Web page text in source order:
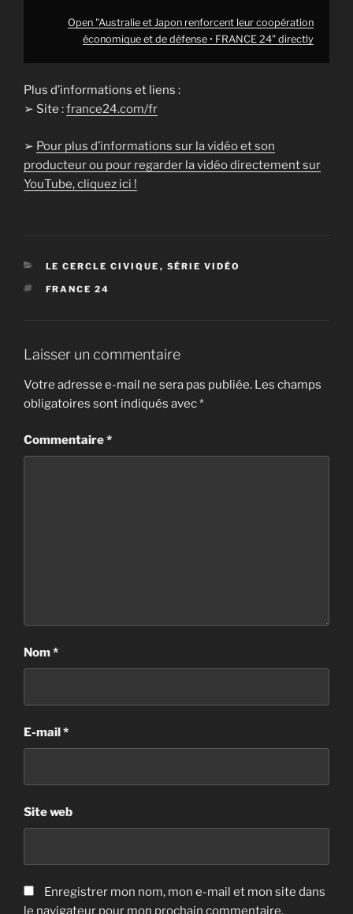
Open "Australie et Japon renforcent leur coopération
économique et de défense • FRANCE 24" directly
Plus d’informations et liens :
➢ Site :france24.com/fr
➢ Pour plus d’informations sur la vidéo et son
producteur ou pour regarder la vidéo directement sur
YouTube, cliquez ici !
CATÉGORIES
LE CERCLE CIVIQUE , SÉRIE VIDÉO
ÉTIQUETTES
FRANCE 24
Laisser un commentaire
Votre adresse e-mail ne sera pas publiée. Les champs
obligatoires sont indiqués avec*
Commentaire*
Nom*
E-mail*
Site web
Enregistrer mon nom, mon e-mail et mon site dans
le navigateur pour mon prochain commentaire.